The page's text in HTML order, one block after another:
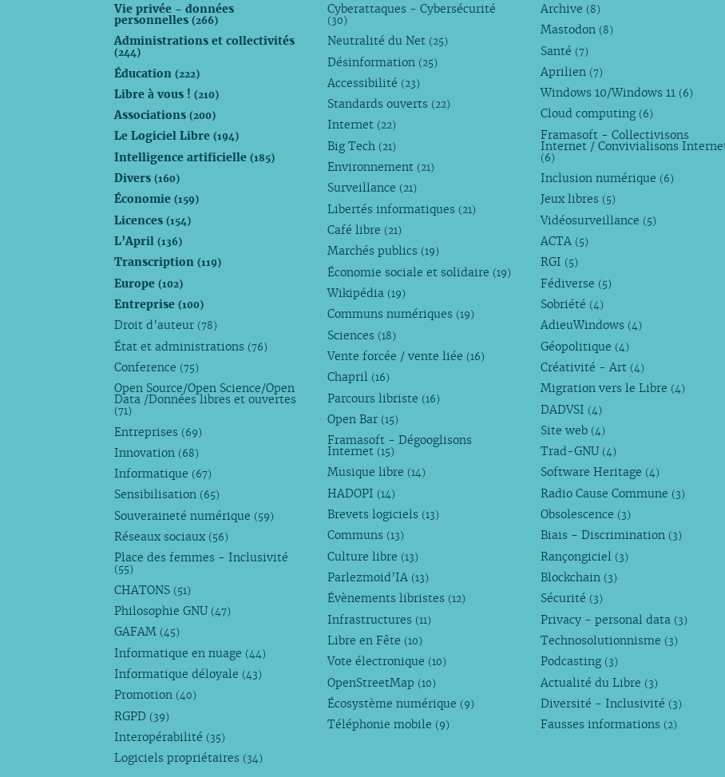
Vie privée - données
personnelles(266)
Administrations et collectivités
(244)
Éducation(222)
Libre à vous !(210)
Associations(200)
Le Logiciel Libre(194)
Intelligence artificielle(185)
Divers(160)
Économie(159)
Licences(154)
L’April(136)
Transcription(119)
Europe(102)
Entreprise(100)
Droit d’auteur (78)
État et administrations (76)
Conference (75)
Open Source/Open Science/Open
Data /Données libres et ouvertes
(71)
Entreprises (69)
Innovation (68)
Informatique (67)
Sensibilisation (65)
Souveraineté numérique (59)
Réseaux sociaux (56)
Place des femmes - Inclusivité
(55)
CHATONS (51)
Philosophie GNU (47)
GAFAM (45)
Informatique en nuage (44)
Informatique déloyale (43)
Promotion (40)
RGPD (39)
Interopérabilité (35)
Logiciels propriétaires (34)
Cyberattaques - Cybersécurité
(30)
Neutralité du Net (25)
Désinformation (25)
Accessibilité (23)
Standards ouverts (22)
Internet (22)
Big Tech (21)
Environnement (21)
Surveillance (21)
Libertés informatiques (21)
Café libre (21)
Marchés publics (19)
Économie sociale et solidaire (19)
Wikipédia (19)
Communs numériques (19)
Sciences (18)
Vente forcée / vente liée (16)
Chapril (16)
Parcours libriste (16)
Open Bar (15)
Framasoft - Dégooglisons
Internet (15)
Musique libre (14)
HADOPI (14)
Brevets logiciels (13)
Communs (13)
Culture libre (13)
Parlezmoid’IA (13)
Évènements libristes (12)
Infrastructures (11)
Libre en Fête (10)
Vote électronique (10)
OpenStreetMap (10)
Écosystème numérique (9)
Téléphonie mobile (9)
Archive (8)
Mastodon (8)
Santé (7)
Aprilien (7)
Windows 10/Windows 11 (6)
Cloud computing (6)
Framasoft - Collectivisons
Internet / Convivialisons
(6)
Inclusion numérique (6)
Jeux libres (5)
Vidéosurveillance (5)
ACTA (5)
RGI (5)
Fédiverse (5)
Sobriété (4)
AdieuWindows (4)
Géopolitique (4)
Créativité - Art (4)
Migration vers le Libre (4)
DADVSI (4)
Site web (4)
Trad-GNU (4)
Software Heritage (4)
Radio Cause Commune (3)
Obsolescence (3)
Biais - Discrimination (3)
Rançongiciel (3)
Blockchain (3)
Sécurité (3)
Privacy - personal data (3)
Technosolutionnisme (3)
Podcasting (3)
Actualité du Libre (3)
Diversité - Inclusivité (3)
Fausses informations (2)